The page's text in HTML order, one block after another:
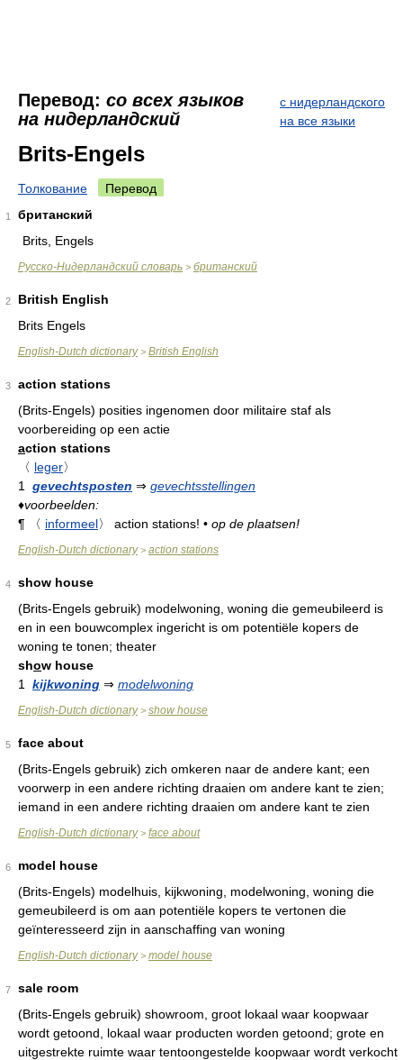
Перевод: со всех языков
на нидерландский
с нидерландского
на все языки
Brits-Engels
Толкование Перевод
1
британский
Brits, Engels
Русско-Нидерландский словарь > британский
2
British English
Brits Engels
English-Dutch dictionary> British English
3
action stations
(Brits-Engels) posities ingenomen door militaire staf als
voorbereiding op een actie
action stations
〈 leger〉
1
gevechtsposten ⇒ gevechtsstellingen
♦voorbeelden:
¶
〈 informeel〉 action stations! • op de plaatsen!
English-Dutch dictionary> action stations
4
show house
(Brits-Engels gebruik) modelwoning, woning die gemeubileerd is
en in een bouwcomplex ingericht is om potentiële kopers de
woning te tonen; theater
show house
1
kijkwoning ⇒ modelwoning
English-Dutch dictionary> show house
5
face about
(Brits-Engels gebruik) zich omkeren naar de andere kant; een
voorwerp in een andere richting draaien om andere kant te zien;
iemand in een andere richting draaien om andere kant te zien
English-Dutch dictionary> face about
6
model house
(Brits-Engels) modelhuis, kijkwoning, modelwoning, woning die
gemeubileerd is om aan potentiële kopers te vertonen die
geïnteresseerd zijn in aanschaffing van woning
English-Dutch dictionary> model house
7
sale room
(Brits-Engels gebruik) showroom, groot lokaal waar koopwaar
wordt getoond, lokaal waar producten worden getoond; grote en
uitgestrekte ruimte waar tentoongestelde koopwaar wordt verkocht